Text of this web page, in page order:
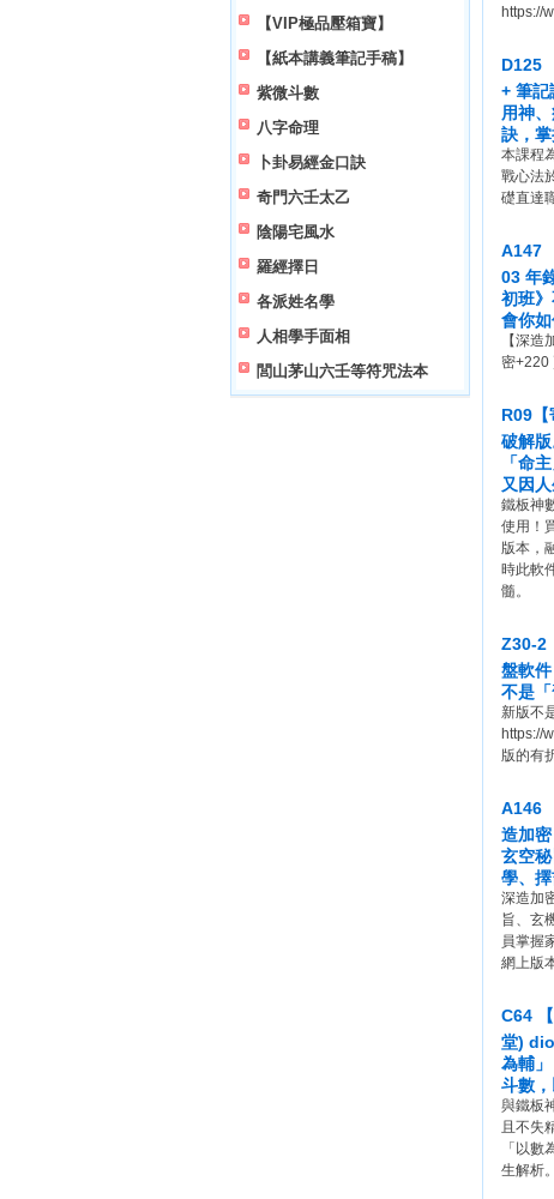
【VIP極品壓箱寶】
【紙本講義筆記手稿】
紫微斗數
八字命理
卜卦易經金口訣
奇門六壬太乙
陰陽宅風水
羅經擇日
各派姓名學
人相學手面相
閭山茅山六壬等符咒法本
https://
D125
+ 筆記
用神
訣，
本課程
戰心法
礎直達
A147
03 年
初班
會你
【深
密+220
R09
破解
「命
又因
鐵板神
使用！
版本，
時此軟
髓。
Z30-2
盤軟
不是「
新版不
https://
版的有
A146
造加
玄空
學、
深造加
旨、玄
員掌握
網上版
C64
堂)
為輔
斗數，
與鐵板
且不失
「以
生解析。